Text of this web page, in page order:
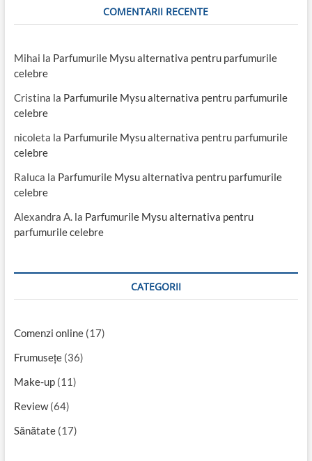
COMENTARII RECENTE
Mihai la Parfumurile Mysu alternativa pentru parfumurile
celebre
Cristina la Parfumurile Mysu alternativa pentru parfumurile
celebre
nicoleta la Parfumurile Mysu alternativa pentru parfumurile
celebre
Raluca la Parfumurile Mysu alternativa pentru parfumurile
celebre
Alexandra A.la Parfumurile Mysu alternativa pentru
parfumurile celebre
CATEGORII
Comenzi online(17)
Frumusețe(36)
Make-up(11)
Review(64)
Sănătate(17)